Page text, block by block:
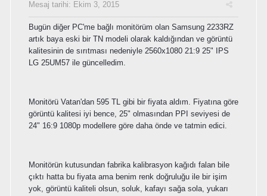
Mesaj tarihi: Ekim 3, 2015
Bugün diğer PC'me bağlı monitörüm olan Samsung 2233RZ
artık baya eski bir TN modeli olarak kaldığından ve görüntü
kalitesinin de sırıtması nedeniyle 2560x1080 21:9 25" IPS
LG 25UM57 ile güncelledim.
Monitörü Vatan'dan 595 TL gibi bir fiyata aldım. Fiyatına göre
görüntü kalitesi iyi bence, 25" olmasından PPI seviyesi de
24" 16:9 1080p modellere göre daha önde ve tatmin edici.
Monitörün kutusundan fabrika kalibrasyon kağıdı falan bile
çıktı hatta bu fiyata ama benim renk doğruluğu ile bir işim
yok, görüntü kaliteli olsun, soluk, kafayı sağa sola, yukarı